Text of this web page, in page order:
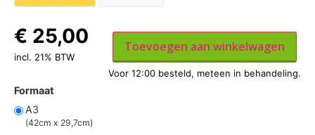
Formaat
A3
(42cm x 29,7cm)
€ 25,00
incl. 21% BTW
Toevoegen aan winkelwagen